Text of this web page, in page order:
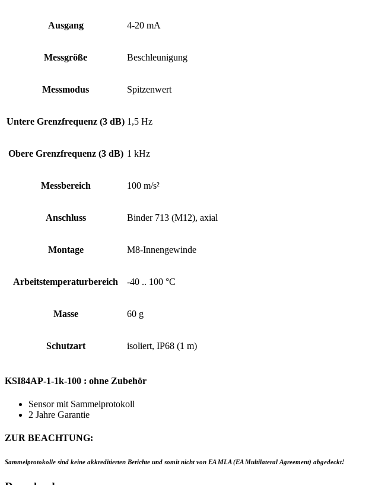
Ausgang 4-20 mA
Messgröße Beschleunigung
Messmodus Spitzenwert
Untere Grenz­frequenz (3 dB) 1,5 Hz
Obere Grenz­frequenz (3 dB) 1 kHz
Messbereich 100 m/s²
Anschluss Binder 713 (M12), axial
Montage M8-Innengewinde
Arbeits­temperatur­bereich -40 .. 100 °C
Masse 60 g
Schutzart isoliert, IP68 (1 m)
KSI84AP-1-1k-100 : ohne Zubehör
Sensor mit Sammelprotokoll
2 Jahre Garantie
ZUR BEACHTUNG:
Sammelprotokolle sind keine akkreditierten Berichte und somit nicht von EA MLA (EA Multilateral Agreement) abgedeckt!